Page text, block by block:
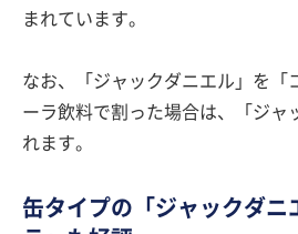
まれています。
なお、「ジャックダニエル」を「
ーラ飲料で割った場合は、「ジャ
れます。
缶タイプの「ジャックダニ